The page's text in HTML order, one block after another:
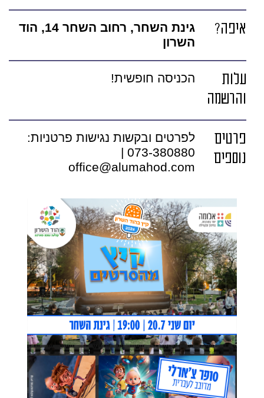
איפה?
גינת השחר, רחוב השחר 14, הוד
השרון
עלות
והרשמה
הכניסה חופשית!
פרטים
נוספים
לפרטים ובקשות נגישות פרטניות:
073-380880 |
office@alumahod.com